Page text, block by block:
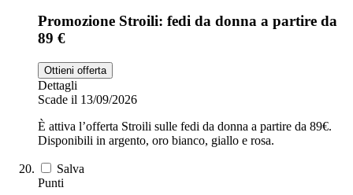
Promozione Stroili: fedi da donna a partire da
89 €
Ottieni offerta
Dettagli
Scade il 13/09/2026
È attiva l’offerta Stroili sulle fedi da donna a partire da 89€.
Disponibili in argento, oro bianco, giallo e rosa.
Salva
Punti